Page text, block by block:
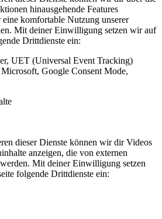
hinausgehende Features
komfortable Nutzung unserer
Mit deiner Einwilligung setzen wir auf
Drittdienste ein:
UET (Universal Event Tracking)
Google Consent Mode,
dieser Dienste können wir dir Videos
anzeigen, die von externen
Mit deiner Einwilligung setzen
folgende Drittdienste ein: